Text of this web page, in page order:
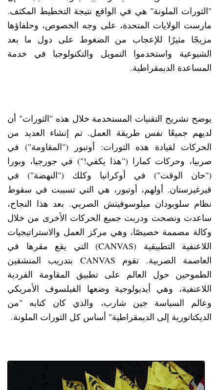
"الثورات الملونة" هي في الواقع نتيجة التخطيط المكثف.
مارست الولايات المتحدة، على وجه الخصوص، وحلفاؤها
مزيجًا مثيرًا للإعجاب من الضغوط على دول ما بعد
الشيوعية واستخدموا التمويل والتكنولوجيا في خدمة
المساعدة الديمقراطية.
يوضح تشريح التقنيات المستخدمة خلال هذه "الثورات" أن
لديهم جميعًا نفس طريقة العمل. تم إنشاء العديد من
الحركات لقيادة هذه الثورات: أوتبور ("المقاومة") في
صربيا، وحركات كمارا ("هذا يكفي!") في جورجيا، وبورا
("حان الوقت") في أوكرانيا وكلك ("النهضة") في
قيرغيزستان. أولهم، أوتبور، هي التي تسببت في سقوط
نظام سلوبودان ميلوسوفيتش الصربي. بعد هذا النجاح،
ساعدت ونصحت ودربت جميع الحركات الأخرى من خلال
وكالة مصممة خصيصًا، وهي مركز العمل والاستراتيجيات
اللاعنفية التطبيقية (CANVAS) التي يقع مقرها في
العاصمة الصربية. تقوم CANVAS بتدريب المنشقين
الطموحين حول العالم على تطبيق المقاومة الفردية
اللاعنفية، وهي أيديولوجية وضعها الفيلسوف الأمريكي
وعالم السياسة جين شارب، والذي كان كتابه "من
الديكتاتورية إلى الديمقراطية" أساس كل الثورات الملونة.